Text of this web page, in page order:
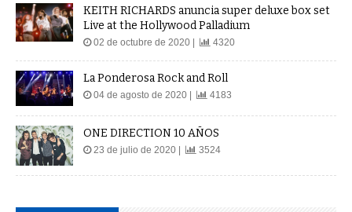
KEITH RICHARDS anuncia super deluxe box set
Live at the Hollywood Palladium
02 de octubre de 2020 | 4320
La Ponderosa Rock and Roll
04 de agosto de 2020 | 4183
ONE DIRECTION 10 AÑOS
23 de julio de 2020 | 3524